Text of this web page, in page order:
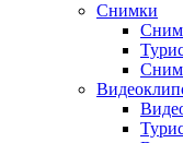
Снимки